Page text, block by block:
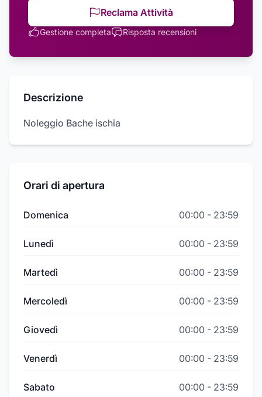
Reclama Attività
Gestione completa Risposta recensioni
Descrizione
Noleggio Bache ischia
Orari di apertura
Domenica 00:00 - 23:59
Lunedì 00:00 - 23:59
Martedì 00:00 - 23:59
Mercoledì 00:00 - 23:59
Giovedì 00:00 - 23:59
Venerdì 00:00 - 23:59
Sabato 00:00 - 23:59